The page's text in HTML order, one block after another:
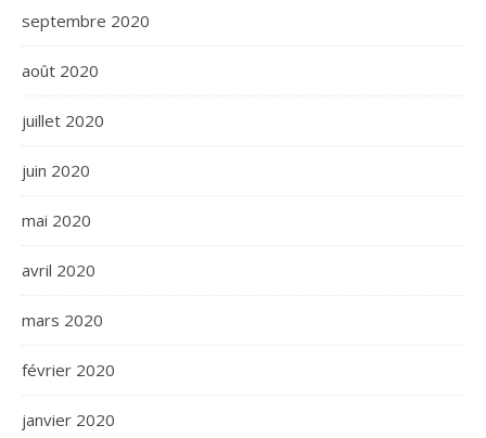
septembre 2020
août 2020
juillet 2020
juin 2020
mai 2020
avril 2020
mars 2020
février 2020
janvier 2020